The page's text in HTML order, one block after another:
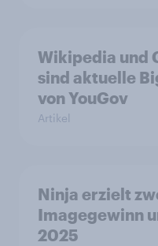
Wikipedia und
sind aktuelle
von YouGov
Artikel
Ninja erzielt
Imagegewinn
2025